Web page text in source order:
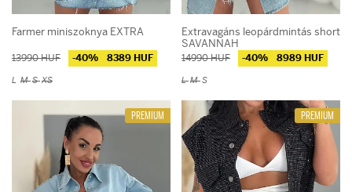
Farmer miniszoknya EXTRA
13990 HUF -40% 8389 HUF
L MSXS
Extravagáns leopárdmintás short
SAVANNAH
14990 HUF -40% 8989 HUF
LMS
PREMIUM PREMIUM